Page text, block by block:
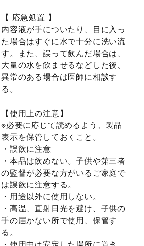
【 応急処置 】
内容液が手についたり、目に入っ
た場合はすぐに水で十分に洗い流
す。また、誤って飲んだ場合は、
大量の水を飲ませるなどした後、
異常のある場合は医師に相談す
る。
【使用上の注意】
※必要に応じて読めるよう、製品
表示を保管しておくこと。
・誤飲に注意
・本品は飲めない。子供や第三者
の監督が必要な方がいるご家庭で
は誤飲に注意する。
・用途以外に使用しない。
・高温、直射日光を避け、子供の
手の届かない所で使用、保管す
る。